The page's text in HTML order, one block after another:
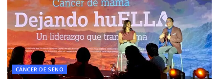
CÁNCER DE SENO